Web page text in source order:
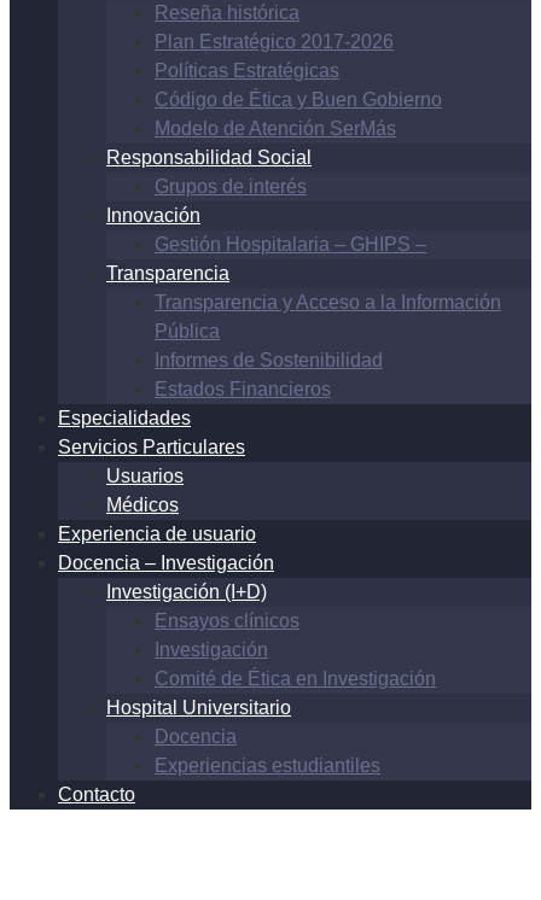
Reseña histórica
Plan Estratégico 2017-2026
Políticas Estratégicas
Código de Ética y Buen Gobierno
Modelo de Atención SerMás
Responsabilidad Social
Grupos de interés
Innovación
Gestión Hospitalaria – GHIPS –
Transparencia
Transparencia y Acceso a la Información
Pública
Informes de Sostenibilidad
Estados Financieros
Especialidades
Servicios Particulares
Usuarios
Médicos
Experiencia de usuario
Docencia – Investigación
Investigación (I+D)
Ensayos clínicos
Investigación
Comité de Ética en Investigación
Hospital Universitario
Docencia
Experiencias estudiantiles
Contacto